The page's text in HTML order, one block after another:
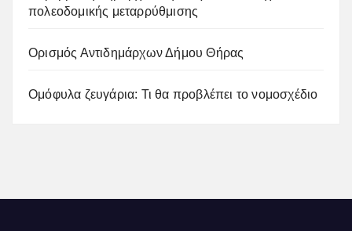
πολεοδομικής μεταρρύθμισης
Ορισμός Αντιδημάρχων Δήμου Θήρας
Ομόφυλα ζευγάρια: Τι θα προβλέπει το νομοσχέδιο